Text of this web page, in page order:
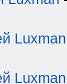
Luxman
Luxman